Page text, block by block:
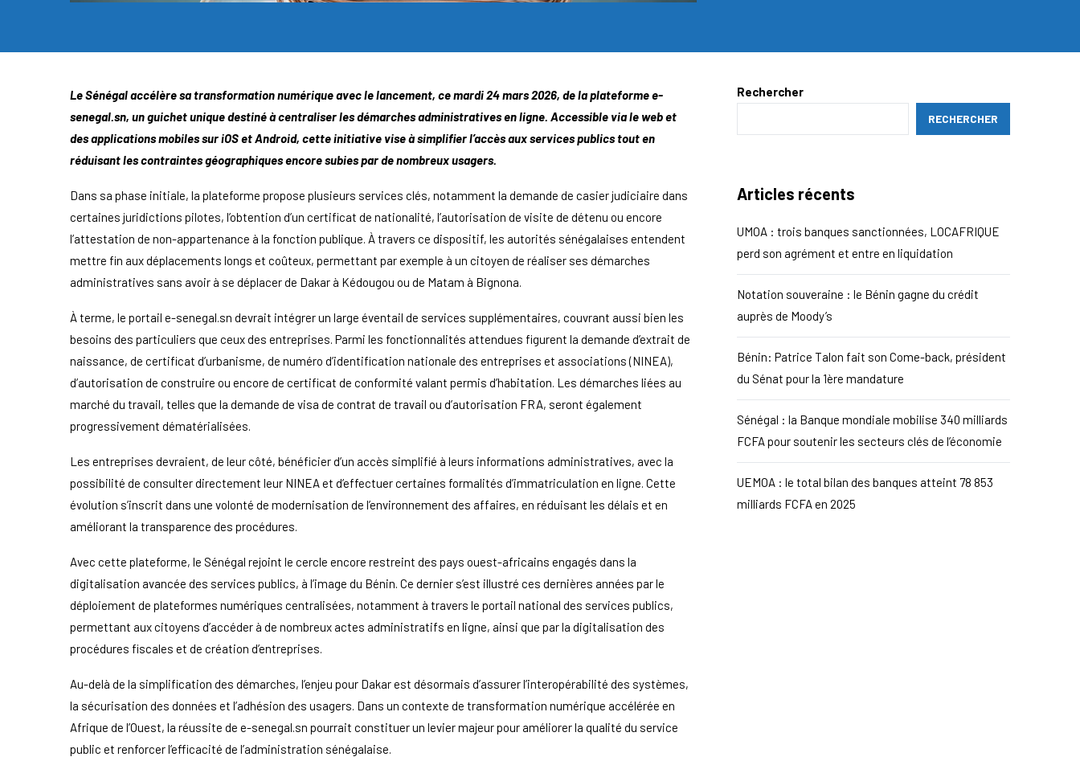
Le Sénégal accélère sa transformation numérique avec le lancement, ce mardi 24 mars 2026, de la plateforme e-
senegal.sn, un guichet unique destiné à centraliser les démarches administratives en ligne. Accessible via le web et
des applications mobiles sur iOS et Android, cette initiative vise à simplifier l’accès aux services publics tout en
réduisant les contraintes géographiques encore subies par de nombreux usagers.
Dans sa phase initiale, la plateforme propose plusieurs services clés, notamment la demande de casier judiciaire dans
certaines juridictions pilotes, l’obtention d’un certificat de nationalité, l’autorisation de visite de détenu ou encore
l’attestation de non-appartenance à la fonction publique. À travers ce dispositif, les autorités sénégalaises entendent
mettre fin aux déplacements longs et coûteux, permettant par exemple à un citoyen de réaliser ses démarches
administratives sans avoir à se déplacer de Dakar à Kédougou ou de Matam à Bignona.
À terme, le portail e-senegal.sn devrait intégrer un large éventail de services supplémentaires, couvrant aussi bien les
besoins des particuliers que ceux des entreprises. Parmi les fonctionnalités attendues figurent la demande d’extrait de
naissance, de certificat d’urbanisme, de numéro d’identification nationale des entreprises et associations (NINEA),
d’autorisation de construire ou encore de certificat de conformité valant permis d’habitation. Les démarches liées au
marché du travail, telles que la demande de visa de contrat de travail ou d’autorisation FRA, seront également
progressivement dématérialisées.
Les entreprises devraient, de leur côté, bénéficier d’un accès simplifié à leurs informations administratives, avec la
possibilité de consulter directement leur NINEA et d’effectuer certaines formalités d’immatriculation en ligne. Cette
évolution s’inscrit dans une volonté de modernisation de l’environnement des affaires, en réduisant les délais et en
améliorant la transparence des procédures.
Avec cette plateforme, le Sénégal rejoint le cercle encore restreint des pays ouest-africains engagés dans la
digitalisation avancée des services publics, à l’image du Bénin. Ce dernier s’est illustré ces dernières années par le
déploiement de plateformes numériques centralisées, notamment à travers le portail national des services publics,
permettant aux citoyens d’accéder à de nombreux actes administratifs en ligne, ainsi que par la digitalisation des
procédures fiscales et de création d’entreprises.
Au-delà de la simplification des démarches, l’enjeu pour Dakar est désormais d’assurer l’interopérabilité des systèmes,
la sécurisation des données et l’adhésion des usagers. Dans un contexte de transformation numérique accélérée en
Afrique de l’Ouest, la réussite de e-senegal.sn pourrait constituer un levier majeur pour améliorer la qualité du service
public et renforcer l’efficacité de l’administration sénégalaise.
Rechercher
RECHERCHER
Articles récents
UMOA : trois banques sanctionnées, LOCAFRIQUE
perd son agrément et entre en liquidation
Notation souveraine : le Bénin gagne du crédit
auprès de Moody’s
Bénin: Patrice Talon fait son Come-back, président
du Sénat pour la 1ère mandature
Sénégal : la Banque mondiale mobilise 340 milliards
FCFA pour soutenir les secteurs clés de l’économie
UEMOA : le total bilan des banques atteint 78 853
milliards FCFA en 2025